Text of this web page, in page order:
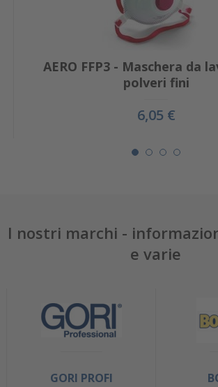
AERO FFP3 - Maschera da
polveri fini
6,05 €
I nostri marchi -
e varie
GORI PROFI